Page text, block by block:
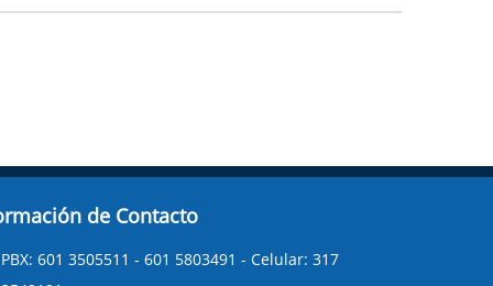
de Contacto
PBX: 601 3505511 - 601 5803491 - Celular: 317